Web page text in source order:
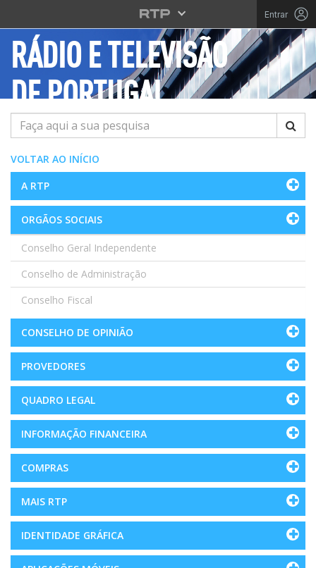
Saltar para o conteúdo principal
Entrar
RÁDIO E TELEVISÃO
DE PORTUGAL
Pesquisar
VOLTAR AO INÍCIO
A RTP
ORGÃOS SOCIAIS
Conselho Geral Independente
Conselho de Administração
Conselho Fiscal
CONSELHO DE OPINIÃO
PROVEDORES
QUADRO LEGAL
INFORMAÇÃO FINANCEIRA
COMPRAS
MAIS RTP
IDENTIDADE GRÁFICA